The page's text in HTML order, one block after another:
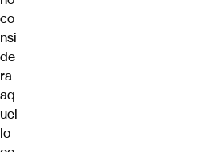
co
nsi
de
ra
aq
uel
lo